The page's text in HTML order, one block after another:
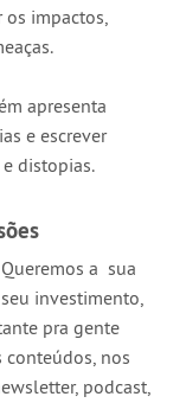
impactos,
apresenta
e escrever
distopias.
a sua
investimento,
pra gente
nos
podcast,